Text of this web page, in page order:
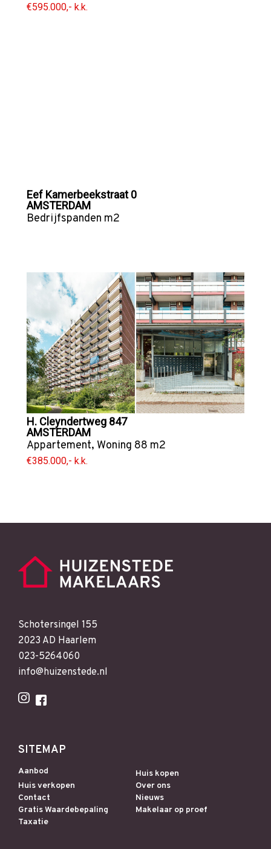
€595.000,- k.k.
Eef Kamerbeekstraat 0
AMSTERDAM
Bedrijfspanden m2
H. Cleyndertweg 847
AMSTERDAM
Appartement, Woning 88 m2
€385.000,- k.k.
Schotersingel 155
2023 AD Haarlem
023-5264060
info@huizenstede.nl
SITEMAP
Aanbod
Huis kopen
Huis verkopen
Over ons
Contact
Nieuws
Gratis Waardebepaling
Makelaar op proef
Taxatie